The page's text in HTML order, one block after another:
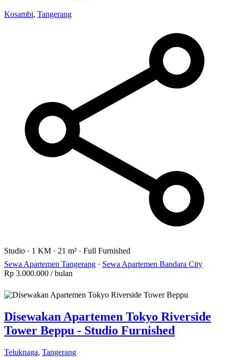
Kosambi, Tangerang
Studio · 1 KM · 21 m² · Full Furnished
Sewa Apartemen Tangerang · Sewa Apartemen Bandara City
Rp 3.000.000 / bulan
Disewakan Apartemen Tokyo Riverside
Tower Beppu - Studio Furnished
Teluknaga, Tangerang